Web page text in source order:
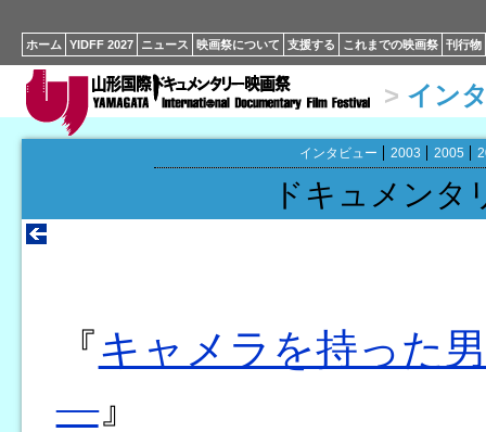
ホーム YIDFF 2027 ニュース 映画祭について 支援する これまでの映画祭 刊行物
> イン
インタビュー 2003 2005
ドキュメン
『キャメラを持った
―』